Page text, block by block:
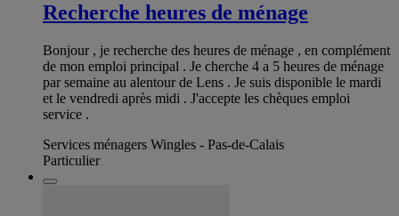
Recherche heures de ménage
Bonjour , je recherche des heures de ménage , en complément
de mon emploi principal . Je cherche 4 a 5 heures de ménage
par semaine au alentour de Lens . Je suis disponible le mardi
et le vendredi après midi . J'accepte les chèques emploi
service .
Services ménagers Wingles - Pas-de-Calais
Particulier